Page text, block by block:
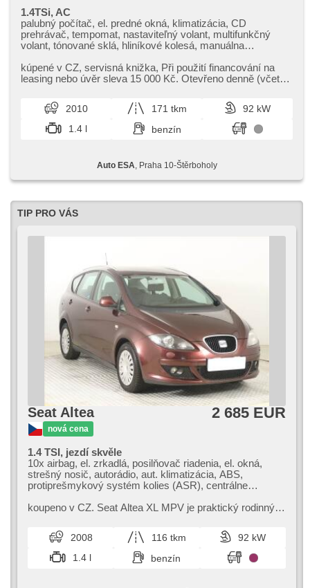
1.4TSi, AC
palubný počítač, el. predné okná, klimatizácia, CD
prehrávač, tempomat, nastaviteľný volant, multifunkčný
volant, tónované sklá, hliníkové kolesá, manuálna
zamykanie, centrál diaľkový, stabilizácia podvozka (ESP),
hmlové svetlá, ABS, protiprešmykový systém kolies (ASR),
kúpené v CZ,​ servisná knižka,​ Při použití financování na
leasing nebo úvěr sleva 15 000 Kč. Otevřeno denně (včetně
2010 171 tkm
92 kW
1.4 l
benzín
Auto ESA , Praha 10-Štěrboholy
TIP PRO VÁS
Seat Altea
nová cena
2 685 EUR
1.4 TSI, jezdí skvěle
10x airbag, el. zrkadlá, posilňovač riadenia, el. okná,
strešný nosič, autorádio, aut. klimatizácia, ABS,
protiprešmykový systém kolies (ASR), centrálne
stabilizácia podvozka (ESP), hmlové svetlá, vyhrievané
koupeno v CZ. Seat Altea XL MPV je praktický rodinný
Nabízí bohatou výbavu a skvě...
2008 116 tkm
92 kW
1.4 l
benzín